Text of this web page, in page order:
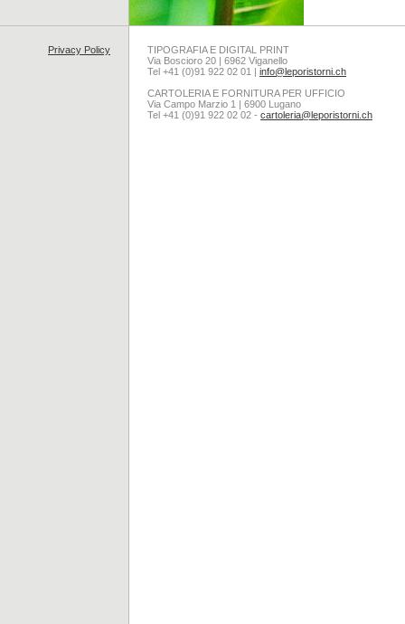
Privacy Policy
TIPOGRAFIA E DIGITAL PRINT
Via Boscioro 20 | 6962 Viganello
Tel +41 (0)91 922 02 01 | info@leporistorni.ch
CARTOLERIA E FORNITURA PER UFFICIO
Via Campo Marzio 1 | 6900 Lugano
Tel +41 (0)91 922 02 02 - cartoleria@leporistorni.ch